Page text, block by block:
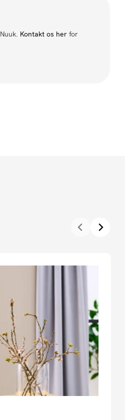
Kontakt os herfor